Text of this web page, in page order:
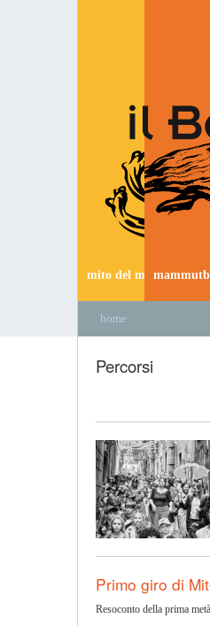
mito del mammut
home
Percorsi
Primo giro di
Resoconto della prima